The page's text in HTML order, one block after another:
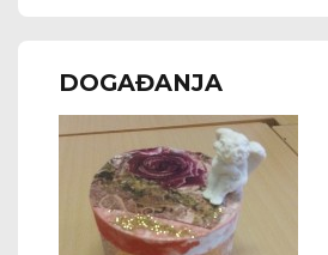
DOGAĐANJA